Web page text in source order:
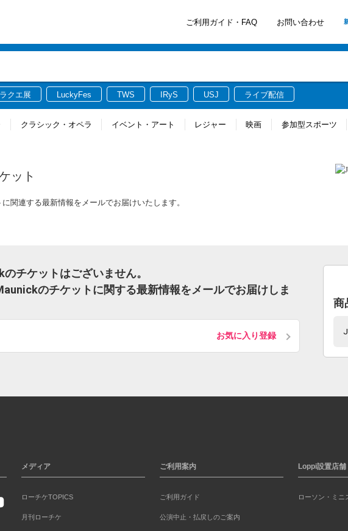
ご利用ガイド・FAQ お問い合わせ
クエ展 LuckyFes TWS IRyS USJ ライブ配信
クラシック・オペラ イベント・アート レジャー 映画 参加型スポーツ
ット
関連する最新情報をメールでお届けいたします。
チケットはございません。
のチケットに関する最新情報をメールでお届けしま
お気に入り登録
商
メディア
ローチケTOPICS
月刊ローチケ
ご利用案内
ご利用ガイド
公演中止・払戻しのご案内
Loppi設置店舗
ローソン・ミニ